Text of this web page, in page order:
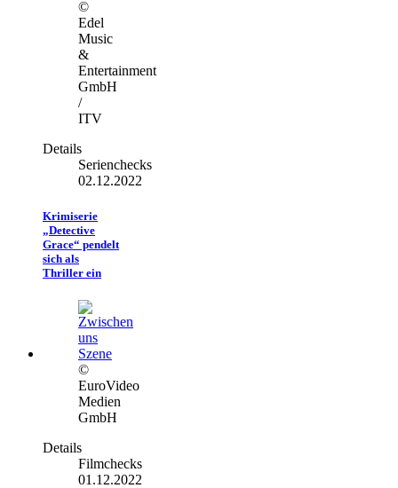
©
Edel
Music
&
Entertainment
GmbH
/
ITV
Details
Serienchecks
02.12.2022
Krimiserie
„Detective
Grace“ pendelt
sich als
Thriller ein
©
EuroVideo
Medien
GmbH
Details
Filmchecks
01.12.2022